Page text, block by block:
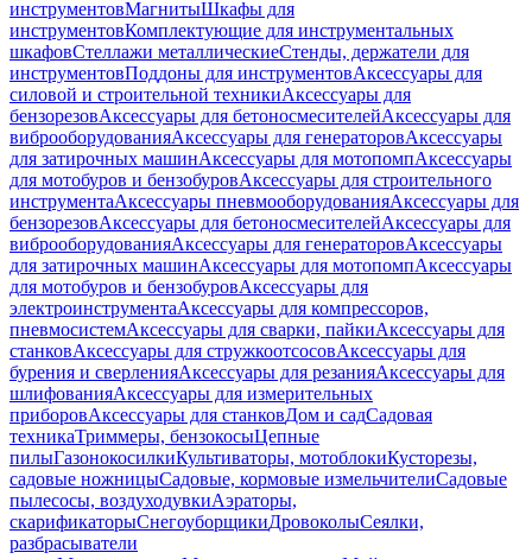
инструментовМагнитыШкафы для
инструментовКомплектующие для инструментальных
шкафовСтеллажи металлическиеСтенды, держатели для
инструментовПоддоны для инструментовАксессуары для
силовой и строительной техникиАксессуары для
бензорезовАксессуары для бетоносмесителейАксессуары для
виброоборудованияАксессуары для генераторовАксессуары
для затирочных машинАксессуары для мотопомпАксессуары
для мотобуров и бензобуровАксессуары для строительного
инструментаАксессуары пневмооборудованияАксессуары для
бензорезовАксессуары для бетоносмесителейАксессуары для
виброоборудованияАксессуары для генераторовАксессуары
для затирочных машинАксессуары для мотопомпАксессуары
для мотобуров и бензобуровАксессуары для
электроинструментаАксессуары для компрессоров,
пневмосистемАксессуары для сварки, пайкиАксессуары для
станковАксессуары для стружкоотсосовАксессуары для
бурения и сверленияАксессуары для резанияАксессуары для
шлифованияАксессуары для измерительных
приборовАксессуары для станковДом и садСадовая
техникаТриммеры, бензокосыЦепные
пилыГазонокосилкиКультиваторы, мотоблокиКусторезы,
садовые ножницыСадовые, кормовые измельчителиСадовые
пылесосы, воздуходувкиАэраторы,
скарификаторыСнегоуборщикиДровоколыСеялки,
разбрасыватели